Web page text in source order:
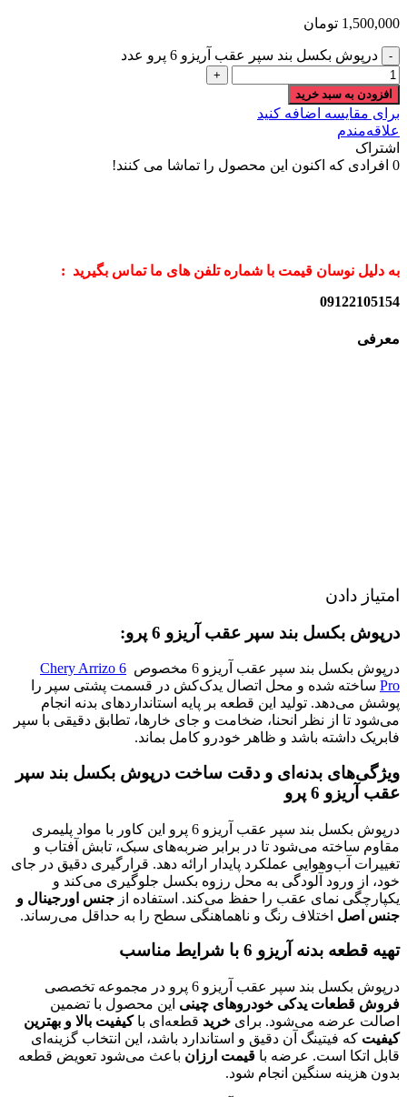
1,500,000 تومان
درپوش بکسل بند سپر عقب آریزو 6 پرو عدد
افزودن به سبد خرید
برای مقایسه اضافه کنید
علاقه‌مندم
اشتراک
0 افرادی که اکنون این محصول را تماشا می کنند!
به دلیل نوسان قیمت با شماره تلفن های ما تماس بگیرید :
09122105154
معرفی
امتیاز دادن
درپوش بکسل بند سپر عقب آریزو 6 پرو:
درپوش بکسل بند سپر عقب آریزو 6 مخصوص
Chery Arrizo 6
Pro ساخته شده و محل اتصال یدک‌کش در قسمت پشتی سپر را
پوشش می‌دهد. تولید این قطعه بر پایه استانداردهای بدنه انجام
می‌شود تا از نظر انحنا، ضخامت و جای خارها، تطابق دقیقی با سپر
فابریک داشته باشد و ظاهر خودرو کامل بماند.
ویژگی‌های بدنه‌ای و دقت ساخت درپوش بکسل بند سپر
عقب آریزو 6 پرو
درپوش بکسل بند سپر عقب آریزو 6 پرو این کاور با مواد پلیمری
مقاوم ساخته می‌شود تا در برابر ضربه‌های سبک، تابش آفتاب و
تغییرات آب‌وهوایی عملکرد پایدار ارائه دهد. قرارگیری دقیق در جای
خود، از ورود آلودگی به محل رزوه بکسل جلوگیری می‌کند و
یکپارچگی نمای عقب را حفظ می‌کند. استفاده از جنس اورجینال و
جنس اصل اختلاف رنگ و ناهماهنگی سطح را به حداقل می‌رساند.
تهیه قطعه بدنه آریزو 6 با شرایط مناسب
درپوش بکسل بند سپر عقب آریزو 6 پرو در مجموعه تخصصی
فروش قطعات یدکی خودروهای چینی این محصول با تضمین
اصالت عرضه می‌شود. برای خرید قطعه‌ای باکیفیت بالا و بهترین
کیفیت که فیتینگ آن دقیق و استاندارد باشد، این انتخاب گزینه‌ای
قابل اتکا است. عرضه با قیمت ارزان باعث می‌شود تعویض قطعه
بدون هزینه سنگین انجام شود.